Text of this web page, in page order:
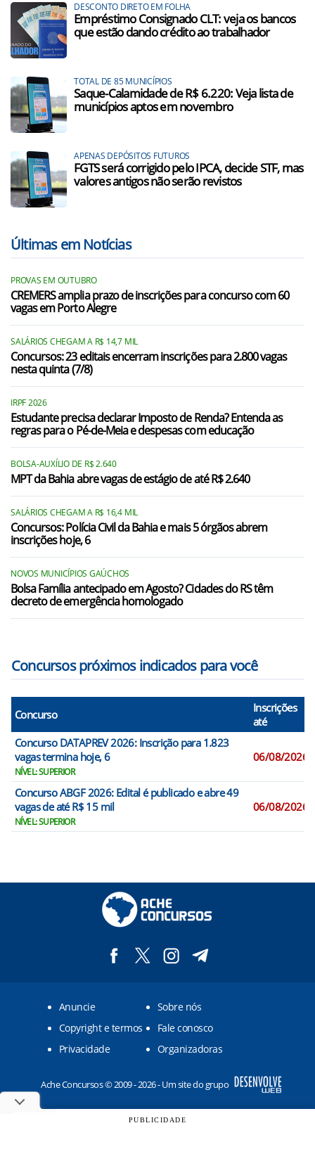
DESCONTO DIRETO EM FOLHA
Empréstimo Consignado CLT: veja os bancos
que estão dando crédito ao trabalhador
TOTAL DE 85 MUNICÍPIOS
Saque-Calamidade de R$ 6.220: Veja lista de
municípios aptos em novembro
APENAS DEPÓSITOS FUTUROS
FGTS será corrigido pelo IPCA, decide STF, mas
valores antigos não serão revistos
Últimas em Notícias
PROVAS EM OUTUBRO
CREMERS amplia prazo de inscrições para concurso com 60
vagas em Porto Alegre
SALÁRIOS CHEGAM A R$ 14,7 MIL
Concursos: 23 editais encerram inscrições para 2.800 vagas
nesta quinta (7/8)
IRPF 2026
Estudante precisa declarar Imposto de Renda? Entenda as
regras para o Pé-de-Meia e despesas com educação
BOLSA-AUXÍLIO DE R$ 2.640
MPT da Bahia abre vagas de estágio de até R$ 2.640
SALÁRIOS CHEGAM A R$ 16,4 MIL
Concursos: Polícia Civil da Bahia e mais 5 órgãos abrem
inscrições hoje, 6
NOVOS MUNICÍPIOS GAÚCHOS
Bolsa Família antecipado em Agosto? Cidades do RS têm
decreto de emergência homologado
Concursos próximos indicados para você
Concurso
Inscrições
até
Concurso DATAPREV 2026: Inscrição para 1.823
vagas termina hoje, 6
NÍVEL: SUPERIOR
06/08/2026
Concurso ABGF 2026: Edital é publicado e abre 49
vagas de até R$ 15 mil
NÍVEL: SUPERIOR
06/08/2026
Anuncie
Sobre nós
Copyright e termos
Fale conosco
Privacidade
Organizadoras
Ache Concursos © 2009 - 2026 - Um site do grupo
PUBLICIDADE